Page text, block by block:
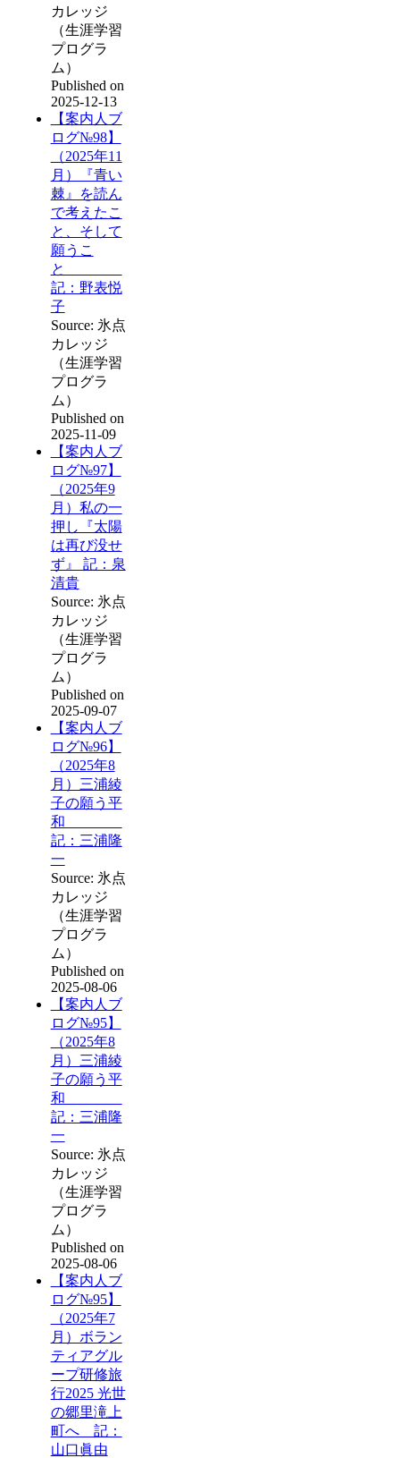
カレッジ
（生涯学習
プログラ
ム）
Published on
2025-12-13
【案内人ブ
ログ№98】
（2025年11
月）『青い
棘』を読ん
で考えたこ
と、そして
願うこ
と
記：野表悦
子
Source: 氷点
カレッジ
（生涯学習
プログラ
ム）
Published on
2025-11-09
【案内人ブ
ログ№97】
（2025年9
月）私の一
押し『太陽
は再び没せ
ず』 記：泉
清貴
Source: 氷点
カレッジ
（生涯学習
プログラ
ム）
Published on
2025-09-07
【案内人ブ
ログ№96】
（2025年8
月）三浦綾
子の願う平
和
記：三浦隆
一
Source: 氷点
カレッジ
（生涯学習
プログラ
ム）
Published on
2025-08-06
【案内人ブ
ログ№95】
（2025年8
月）三浦綾
子の願う平
和
記：三浦隆
一
Source: 氷点
カレッジ
（生涯学習
プログラ
ム）
Published on
2025-08-06
【案内人ブ
ログ№95】
（2025年7
月）ボラン
ティアグル
ープ研修旅
行2025 光世
の郷里滝上
町へ 記：
山口眞由